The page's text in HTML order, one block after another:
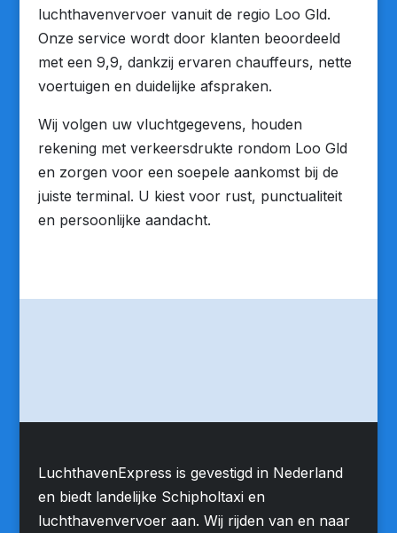
luchthavenvervoer vanuit de regio Loo Gld.
Onze service wordt door klanten beoordeeld
met een 9,9, dankzij ervaren chauffeurs, nette
voertuigen en duidelijke afspraken.
Wij volgen uw vluchtgegevens, houden
rekening met verkeersdrukte rondom Loo Gld
en zorgen voor een soepele aankomst bij de
juiste terminal. U kiest voor rust, punctualiteit
en persoonlijke aandacht.
LuchthavenExpress is gevestigd in Nederland
en biedt landelijke Schipholtaxi en
luchthavenvervoer aan. Wij rijden van en naar